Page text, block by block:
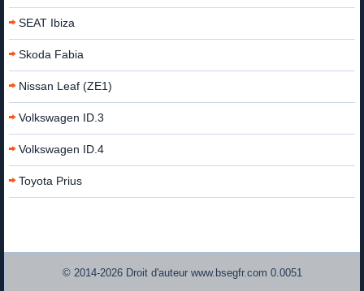
SEAT Ibiza
Skoda Fabia
Nissan Leaf (ZE1)
Volkswagen ID.3
Volkswagen ID.4
Toyota Prius
© 2014-2026 Droit d'auteur www.bsegfr.com 0.0051